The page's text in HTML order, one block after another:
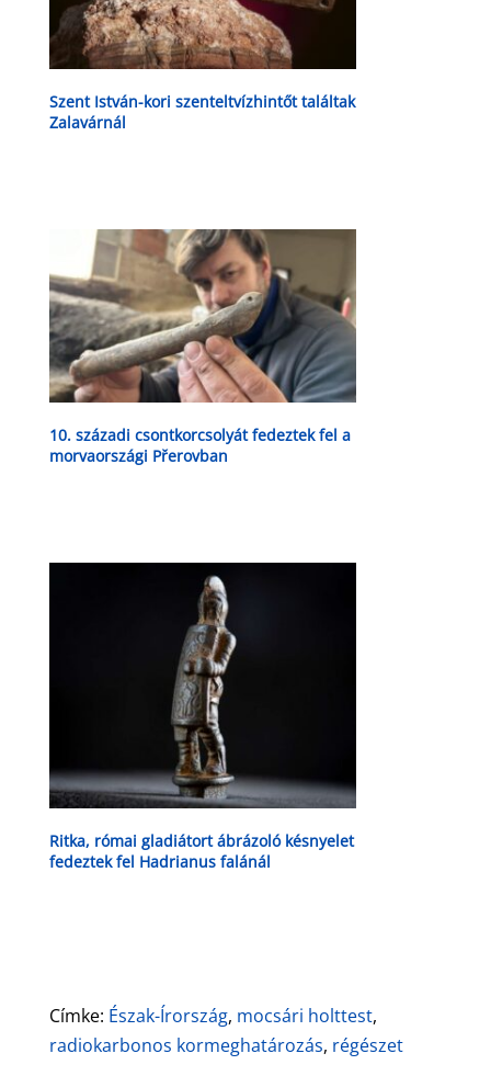
Szent István-kori szenteltvízhintőt találtak
Zalavárnál
10. századi csontkorcsolyát fedeztek fel a
morvaországi Přerovban
Ritka, római gladiátort ábrázoló késnyelet
fedeztek fel Hadrianus falánál
Címke: Észak-Írország, mocsári holttest,
radiokarbonos kormeghatározás, régészet